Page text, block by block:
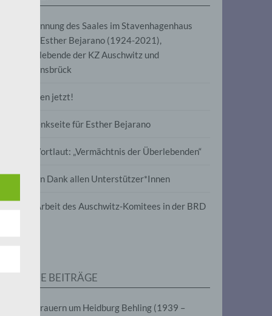
Benennung des Saales im Stavenhagenhaus
nach Esther Bejarano (1924-2021),
Überlebende der KZ Auschwitz und
Ravensbrück
Frieden jetzt!
Gedenkseite für Esther Bejarano
Im Wortlaut: „Vermächtnis der Überlebenden“
Vielen Dank allen Unterstützer*Innen
Zur Arbeit des Auschwitz-Komitees in der BRD
NEUE BEITRÄGE
Wir trauern um Heidburg Behling (1939 –